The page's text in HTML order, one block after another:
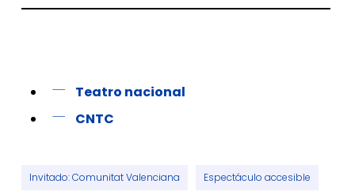
Teatro nacional
CNTC
Invitado: Comunitat Valenciana Espectáculo accesible